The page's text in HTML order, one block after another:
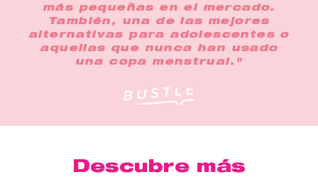
más pequeñas en el mercado.
También, una de las mejores
alternativas para adolescentes o
aquellas que nunca han usado
una copa menstrual."
Descubre más